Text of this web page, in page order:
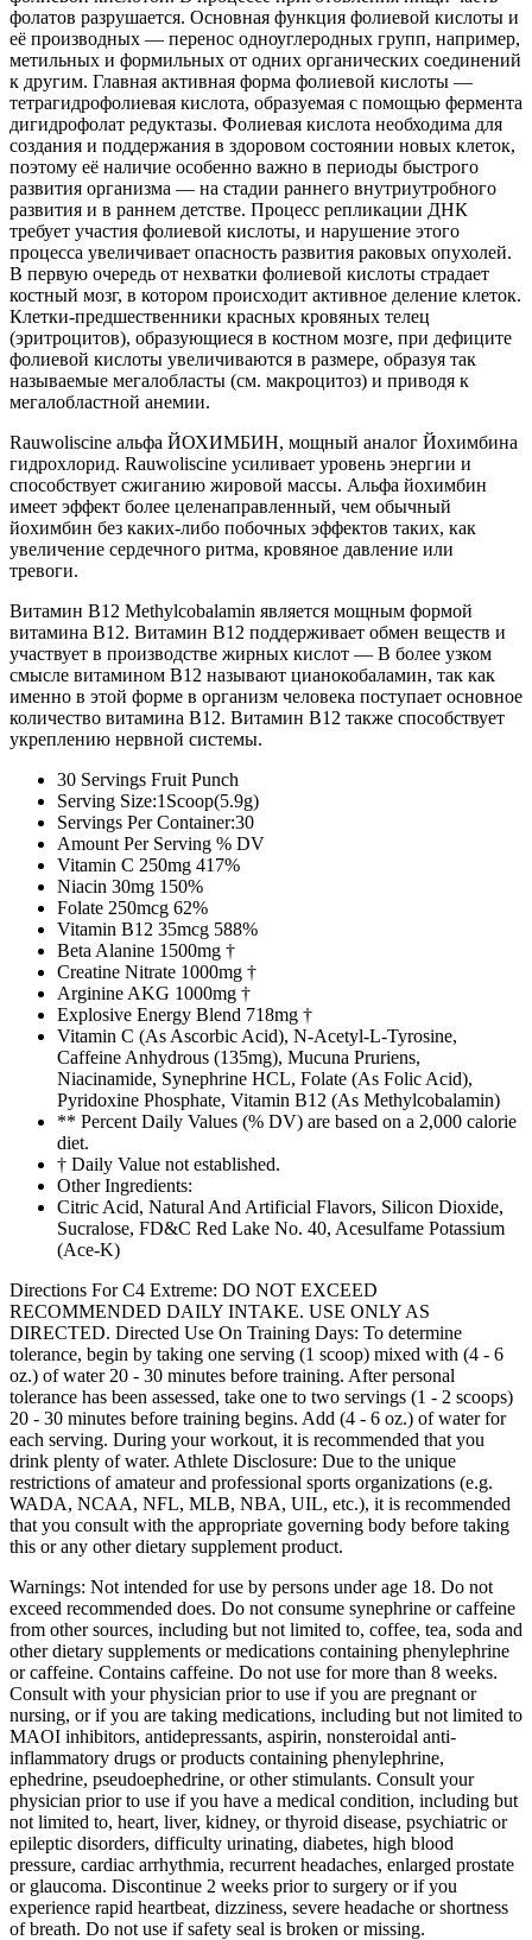
фолатов разрушается. Основная функция фолиевой кислоты и
её производных — перенос одноуглеродных групп, например,
метильных и формильных от одних органических соединений
к другим. Главная активная форма фолиевой кислоты —
тетрагидрофолиевая кислота, образуемая с помощью фермента
дигидрофолат редуктазы. Фолиевая кислота необходима для
создания и поддержания в здоровом состоянии новых клеток,
поэтому её наличие особенно важно в периоды быстрого
развития организма — на стадии раннего внутриутробного
развития и в раннем детстве. Процесс репликации ДНК
требует участия фолиевой кислоты, и нарушение этого
процесса увеличивает опасность развития раковых опухолей.
В первую очередь от нехватки фолиевой кислоты страдает
костный мозг, в котором происходит активное деление клеток.
Клетки-предшественники красных кровяных телец
(эритроцитов), образующиеся в костном мозге, при дефиците
фолиевой кислоты увеличиваются в размере, образуя так
называемые мегалобласты (см. макроцитоз) и приводя к
мегалобластной анемии.
Rauwoliscine альфа ЙОХИМБИН, мощный аналог Йохимбина
гидрохлорид. Rauwoliscine усиливает уровень энергии и
способствует сжиганию жировой массы. Альфа йохимбин
имеет эффект более целенаправленный, чем обычный
йохимбин без каких-либо побочных эффектов таких, как
увеличение сердечного ритма, кровяное давление или
тревоги.
Витамин B12 Methylcobalamin является мощным формой
витамина B12. Витамин B12 поддерживает обмен веществ и
участвует в производстве жирных кислот — В более узком
смысле витамином B12 называют цианокобаламин, так как
именно в этой форме в организм человека поступает основное
количество витамина B12. Витамин B12 также способствует
укреплению нервной системы.
30 Servings Fruit Punch
Serving Size:1Scoop(5.9g)
Servings Per Container:30
Amount Per Serving % DV
Vitamin C 250mg 417%
Niacin 30mg 150%
Folate 250mcg 62%
Vitamin B12 35mcg 588%
Beta Alanine 1500mg †
Creatine Nitrate 1000mg †
Arginine AKG 1000mg †
Explosive Energy Blend 718mg †
Vitamin C (As Ascorbic Acid), N-Acetyl-L-Tyrosine,
Caffeine Anhydrous (135mg), Mucuna Pruriens,
Niacinamide, Synephrine HCL, Folate (As Folic Acid),
Pyridoxine Phosphate, Vitamin B12 (As Methylcobalamin)
** Percent Daily Values (% DV) are based on a 2,000 calorie
diet.
† Daily Value not established.
Other Ingredients:
Citric Acid, Natural And Artificial Flavors, Silicon Dioxide,
Sucralose, FD&C Red Lake No. 40, Acesulfame Potassium
(Ace-K)
Directions For C4 Extreme: DO NOT EXCEED
RECOMMENDED DAILY INTAKE. USE ONLY AS
DIRECTED. Directed Use On Training Days: To determine
tolerance, begin by taking one serving (1 scoop) mixed with (4 - 6
oz.) of water 20 - 30 minutes before training. After personal
tolerance has been assessed, take one to two servings (1 - 2 scoops)
20 - 30 minutes before training begins. Add (4 - 6 oz.) of water for
each serving. During your workout, it is recommended that you
drink plenty of water. Athlete Disclosure: Due to the unique
restrictions of amateur and professional sports organizations (e.g.
WADA, NCAA, NFL, MLB, NBA, UIL, etc.), it is recommended
that you consult with the appropriate governing body before taking
this or any other dietary supplement product.
Warnings: Not intended for use by persons under age 18. Do not
exceed recommended does. Do not consume synephrine or caffeine
from other sources, including but not limited to, coffee, tea, soda and
other dietary supplements or medications containing phenylephrine
or caffeine. Contains caffeine. Do not use for more than 8 weeks.
Consult with your physician prior to use if you are pregnant or
nursing, or if you are taking medications, including but not limited to
MAOI inhibitors, antidepressants, aspirin, nonsteroidal anti-
inflammatory drugs or products containing phenylephrine,
ephedrine, pseudoephedrine, or other stimulants. Consult your
physician prior to use if you have a medical condition, including but
not limited to, heart, liver, kidney, or thyroid disease, psychiatric or
epileptic disorders, difficulty urinating, diabetes, high blood
pressure, cardiac arrhythmia, recurrent headaches, enlarged prostate
or glaucoma. Discontinue 2 weeks prior to surgery or if you
experience rapid heartbeat, dizziness, severe headache or shortness
of breath. Do not use if safety seal is broken or missing.